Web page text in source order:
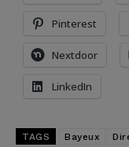
Pinterest
Nextdoor
LinkedIn
TAGS Bayeux